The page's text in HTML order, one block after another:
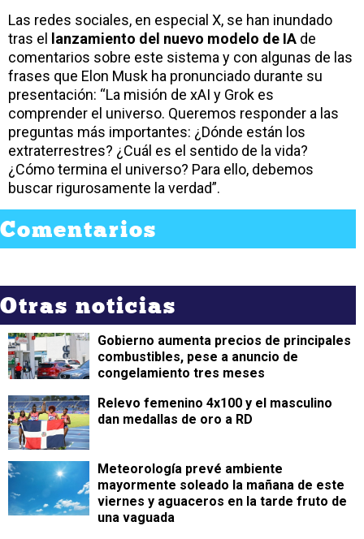
Las redes sociales, en especial X, se han inundado
tras el
lanzamiento del nuevo modelo de IA de
comentarios sobre este sistema y con algunas de las
frases que Elon Musk ha pronunciado durante su
presentación: “La misión de xAI y Grok es
comprender el universo. Queremos responder a las
preguntas más importantes: ¿Dónde están los
extraterrestres? ¿Cuál es el sentido de la vida?
¿Cómo termina el universo? Para ello, debemos
buscar rigurosamente la verdad”.
Comentarios
Otras noticias
Gobierno aumenta precios de principales
combustibles, pese a anuncio de
congelamiento tres meses
Relevo femenino 4x100 y el masculino
dan medallas de oro a RD
Meteorología prevé ambiente
mayormente soleado la mañana de este
viernes y aguaceros en la tarde fruto de
una vaguada